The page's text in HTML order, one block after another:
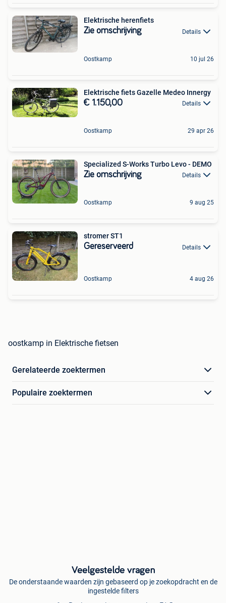
Elektrische herenfiets
Zie omschrijving Details
Oostkamp 10 jul 26
Elektrische fiets Gazelle Medeo Innergy
€ 1.150,00 Details
Oostkamp 29 apr 26
Specialized S-Works Turbo Levo - DEMO
Zie omschrijving Details
Oostkamp 9 aug 25
stromer ST1
Gereserveerd Details
Oostkamp 4 aug 26
oostkamp in Elektrische fietsen
Gerelateerde zoektermen
Populaire zoektermen
Veelgestelde vragen
De onderstaande waarden zijn gebaseerd op je zoekopdracht en de
ingestelde filters